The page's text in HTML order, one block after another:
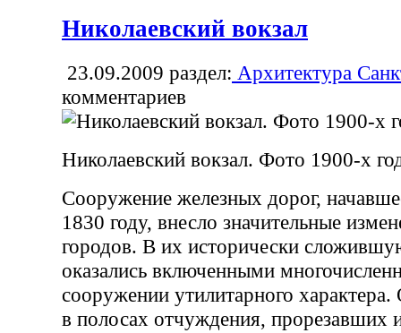
Николаевский вокзал
23.09.2009 раздел: Архитектура
комментариев
Николаевский вокзал. Фото 1900-х
Сооружение железных дорог,
1830 году, внесло значительные
городов. В их исторически
оказались включенными
сооружении утилитарного характера.
в полосах отчуждения, прорезавших